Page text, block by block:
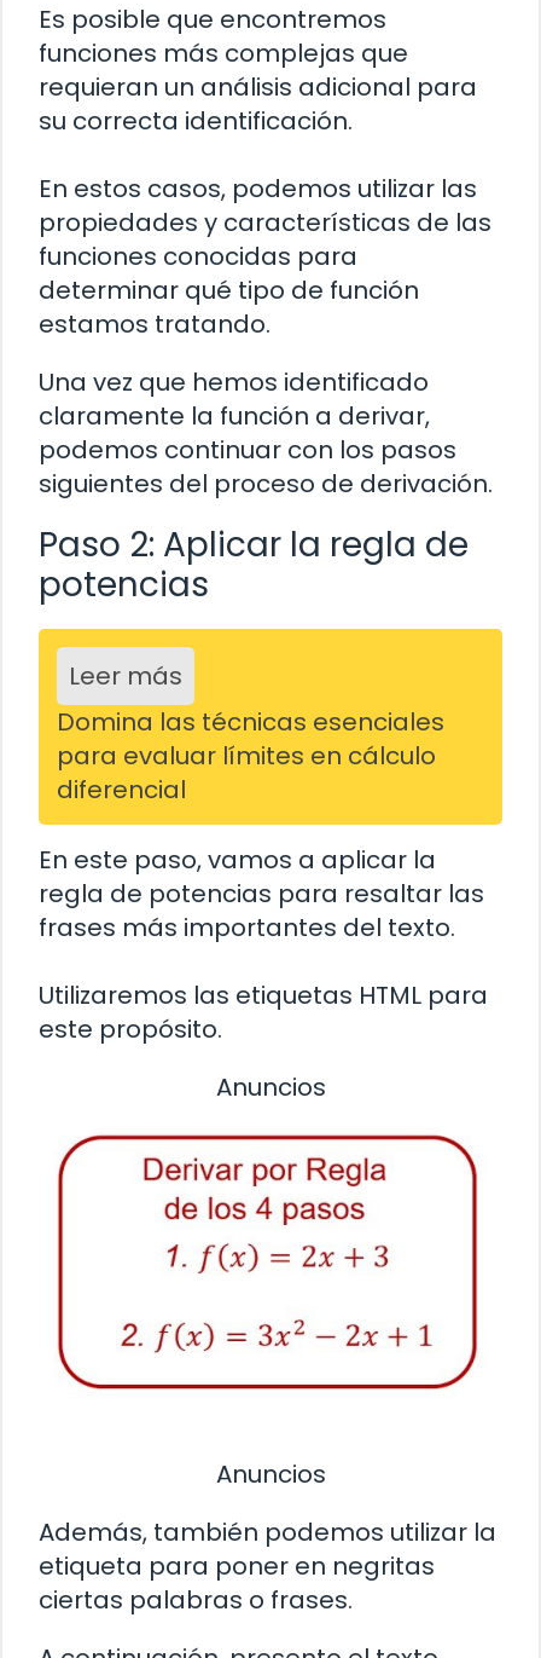
Es posible que encontremos
funciones más complejas que
requieran un análisis adicional para
su correcta identificación.
En estos casos, podemos utilizar las
propiedades y características de las
funciones conocidas para
determinar qué tipo de función
estamos tratando.
Una vez que hemos identificado
claramente la función a derivar,
podemos continuar con los pasos
siguientes del proceso de derivación.
Paso 2: Aplicar la regla de
potencias
Leer más
Domina las técnicas esenciales
para evaluar límites en cálculo
diferencial
En este paso, vamos a aplicar la
regla de potencias para resaltar las
frases más importantes del texto.
Utilizaremos las etiquetas HTML para
este propósito.
Anuncios
Anuncios
Además, también podemos utilizar la
etiqueta para poner en negritas
ciertas palabras o frases.